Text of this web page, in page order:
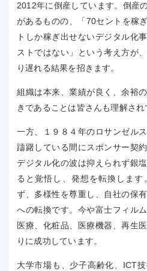
2012年に倒産しています。倒産
があるものの、「70セントを稼
トしか稼ぎ出せないデジタル化
ストではない」という考え方が
り遅れる結果を招きます。
組織は本来、業績が良く、余裕
きであることは皆さんも理解され
一方、１９８４年のロサンゼル
躊躇している間にスポンサー契
デジタル化の波は抑えられず銀
ると覚悟し、発想を転換しま
ず、多様性を尊重し、自社の保
への転換です。今や富士フィル
医療、化粧品、医療機器、再生
りに成功しています。
大学市場も、少子高齢化、ICT